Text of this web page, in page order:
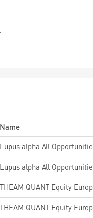
Name
Lupus alpha All
Lupus alpha All